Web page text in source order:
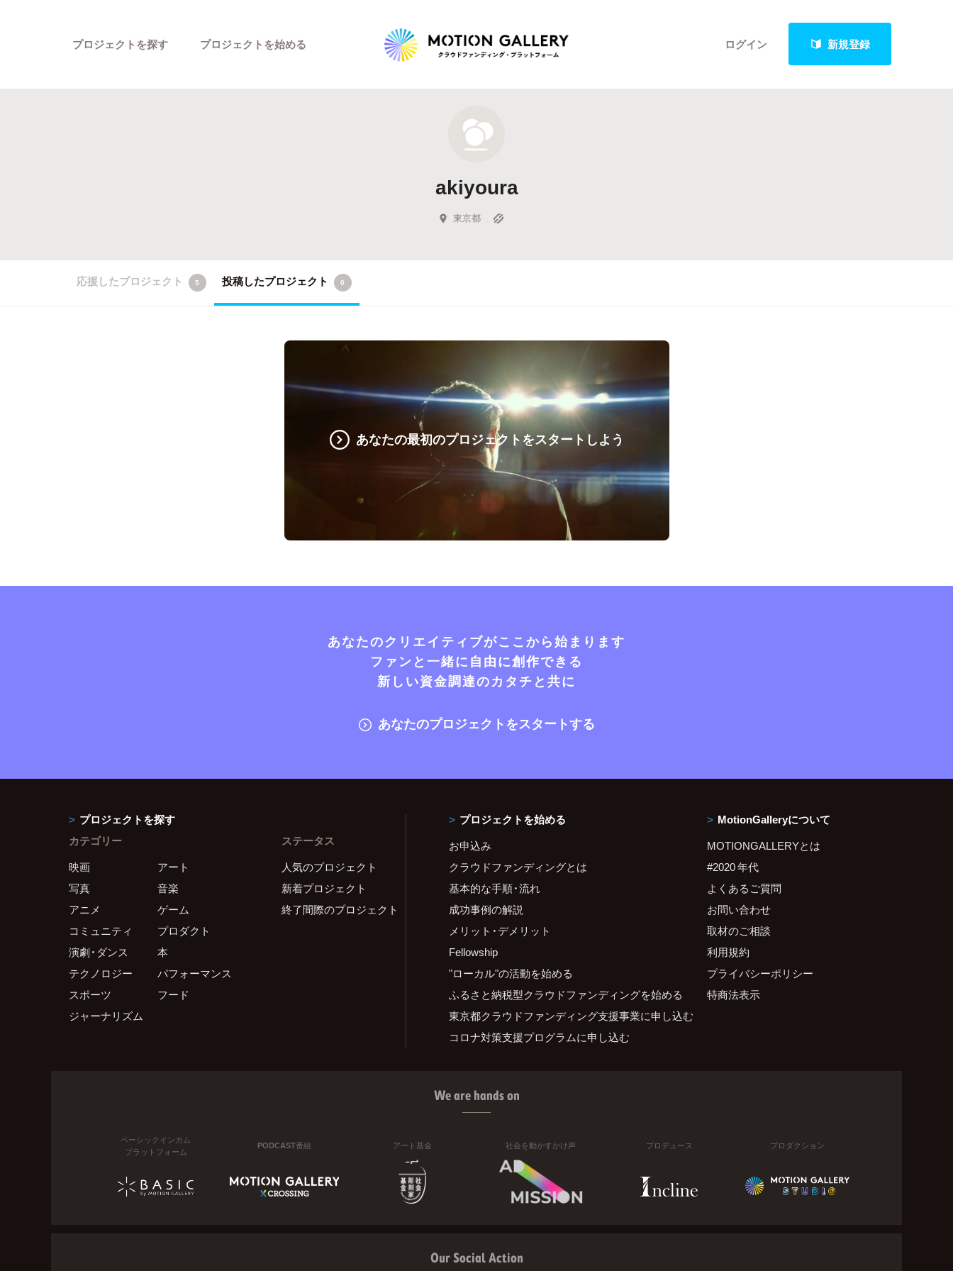
ログイン 新規登録
プロジェクトを探す
新着プロジェクト
Feature
キュレーターから探す
プロジェクトを始める
akiyoura
東京都
応援したプロジェクト 5 投稿したプロジェクト 0
あなたの最初のプロジェクトをスタートしよう
あなたのクリエイティブがここから始まります
ファンと一緒に自由に創作できる
新しい資金調達のカタチと共に
あなたのプロジェクトをスタートする
プロジェクトを探す
カテゴリー
映画
アート
写真
音楽
アニメ
ゲーム
コミュニティ
プロダクト
演劇・ダンス
本
テクノロジー
パフォーマンス
スポーツ
フード
ジャーナリズム
ステータス
人気のプロジェクト
新着プロジェクト
終了間際のプロジェクト
プロジェクトを始める
お申込み
クラウドファンディングとは
基本的な手順・流れ
成功事例の解説
メリット・デメリット
Fellowship
"ローカル"の活動を始める
ふるさと納税型クラウドファンディングを始める
東京都クラウドファンディング支援事業に申し込む
コロナ対策支援プログラムに申し込む
MotionGalleryについて
MOTIONGALLERYとは
#2020 年代
よくあるご質問
お問い合わせ
取材のご相談
利用規約
プライバシーポリシー
特商法表示
We are hands on
ベーシックインカム
プラットフォーム
PODCAST番組 アート基金 社会を動かすかけ声 プロデュース プロダクション
Our Social Action